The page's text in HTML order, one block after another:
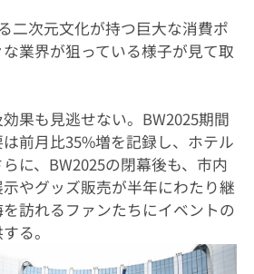
二次元文化が持つ巨大な消費ポ
業界が狙っている様子が見て取
果も見逃せない。BW2025期間
前月比35%増を記録し、ホテル
に、BW2025の閉幕後も、市内
やグッズ販売が半年にわたり継
訪れるファンたちにイベントの
る。